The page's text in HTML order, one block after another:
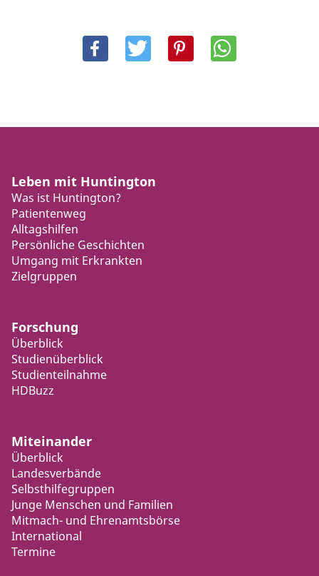
Leben mit Huntington
Was ist Huntington?
Patientenweg
Alltagshilfen
Persönliche Geschichten
Umgang mit Erkrankten
Zielgruppen
Forschung
Überblick
Studienüberblick
Studienteilnahme
HDBuzz
Miteinander
Überblick
Landesverbände
Selbsthilfegruppen
Junge Menschen und Familien
Mitmach- und Ehrenamtsbörse
International
Termine